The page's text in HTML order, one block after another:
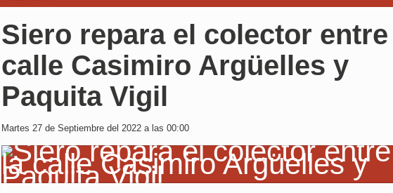
Siero repara el colector
calle Casimiro Argüelles y
Paquita Vigil
Martes 27 de Septiembre del 2022 a las 00:00